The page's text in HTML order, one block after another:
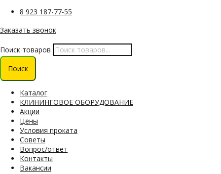
8 923 187-77-55
Заказать звонок
Поиск товаров
Поиск
Каталог
КЛИНИНГОВОЕ ОБОРУДОВАНИЕ
Акции
Цены
Условия проката
Советы
Вопрос/ответ
Контакты
Вакансии